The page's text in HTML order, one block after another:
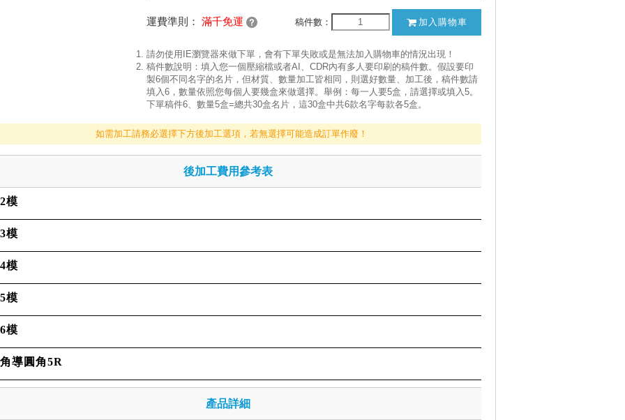
運費準則： 滿千免運 稿件數： 加入購物車
請勿使用IE瀏覽器來做下單，會有下單失敗或是無法加入購物車的情況出現！
稿件數說明：填入您一個壓縮檔或者AI、CDR內有多人要印刷的稿件數。假設要印
製6個不同名字的名片，但材質、數量加工皆相同，則選好數量、加工後，稿件數請
填入6，數量依照您每個人要幾盒來做選擇。舉例：每一人要5盒，請選擇或填入5。
下單稿件6、數量5盒=總共30盒名片，這30盒中共6款名字每款各5盒。
如需加工請務必選擇下方後加工選項，若無選擇可能造成訂單作廢！
後加工費用參考表
模
模
模
模
模
導圓角5R
產品詳細